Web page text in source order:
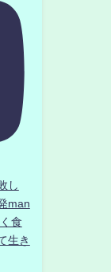
し
man
食
生き